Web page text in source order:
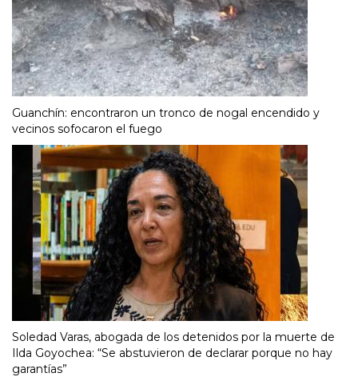
Guanchín: encontraron un tronco de nogal encendido y
vecinos sofocaron el fuego
Soledad Varas, abogada de los detenidos por la muerte de
Ilda Goyochea: “Se abstuvieron de declarar porque no hay
garantías”